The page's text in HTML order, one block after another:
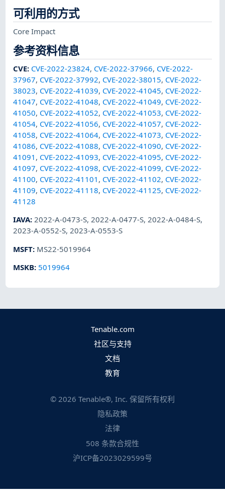
可利用的方式
Core Impact
参考资料信息
CVE: CVE-2022-23824, CVE-2022-37966, CVE-2022-
37967, CVE-2022-37992, CVE-2022-38015, CVE-2022-
38023, CVE-2022-41039, CVE-2022-41045, CVE-2022-
41047, CVE-2022-41048, CVE-2022-41049, CVE-2022-
41050, CVE-2022-41052, CVE-2022-41053, CVE-2022-
41054, CVE-2022-41056, CVE-2022-41057, CVE-2022-
41058, CVE-2022-41064, CVE-2022-41073, CVE-2022-
41086, CVE-2022-41088, CVE-2022-41090, CVE-2022-
41091 , CVE-2022-41093, CVE-2022-41095, CVE-2022-
41097, CVE-2022-41098, CVE-2022-41099, CVE-2022-
41100, CVE-2022-41101 , CVE-2022-41102, CVE-2022-
41109, CVE-2022-41118, CVE-2022-41125, CVE-2022-
41128
IAVA:2022-A-0473-S,2022-A-0477-S,2022-A-0484-S,
2023-A-0552-S,2023-A-0553-S
MSFT: MS22-5019964
MSKB: 5019964
Tenable.com
社区与支持
文档
教育
© 2026 Tenable®, Inc. 保留所有权利
隐私政策
法律
508 条款合规性
沪ICP备2023029599号